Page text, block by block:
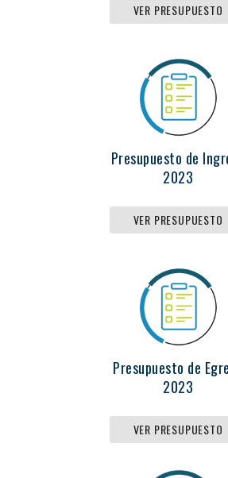
VER PRESUPUESTO
Presupuesto de
2023
VER PRESUPUESTO
Presupuesto de
2023
VER PRESUPUESTO